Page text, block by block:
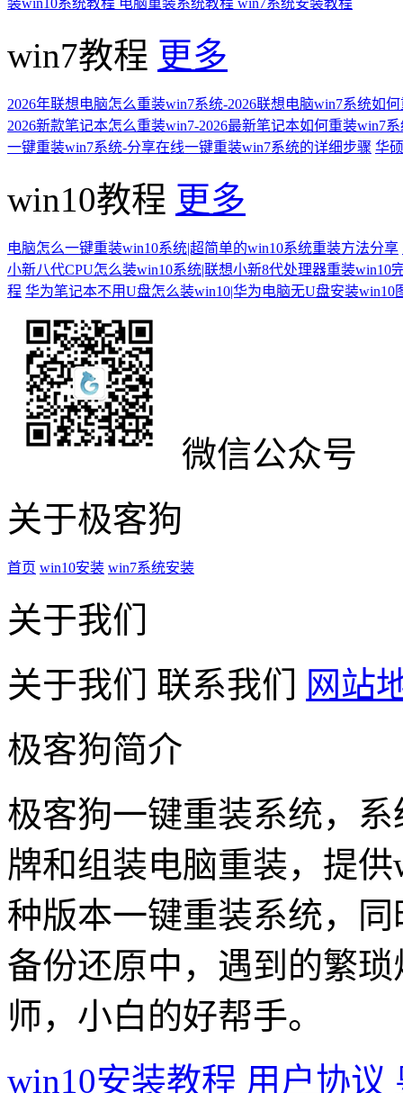
win7教程 更多
2026年联想电脑怎么重装win7系统-2026联想电脑win7系统如
2026新款笔记本怎么重装win7-2026最新笔记本如何重装win7
一键重装win7系统-分享在线一键重装win7系统的详细步骤 华
win10教程 更多
电脑怎么一键重装win10系统|超简单的win10系统重装方法分享
小新八代CPU怎么装win10系统|联想小新8代处理器重装win10
程 华为笔记本不用U盘怎么装win10|华为电脑无U盘安装win10
微信公众号
关于极客狗
首页 win10安装 win7系统安装
关于我们
关于我们
联系我们
网站
极客狗简介
极客狗一键重装系统，
牌和组装电脑重装，提
种版本一键重装系统，
备份还原中，遇到的繁
师，小白的好帮手。
win10安装教程 用户协议